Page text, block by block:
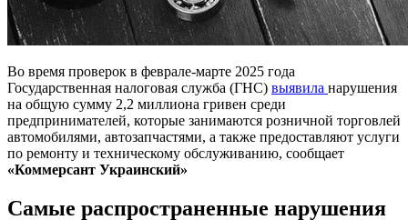
Во время проверок в феврале-марте 2025 года
Государственная налоговая служба (ГНС) выявила нарушения
на общую сумму 2,2 миллиона гривен среди
предпринимателей, которые занимаются розничной торговлей
автомобилями, автозапчастями, а также предоставляют услуги
по ремонту и техническому обслуживанию, сообщает
«Коммерсант Украинский»
Самые распространенные нарушения